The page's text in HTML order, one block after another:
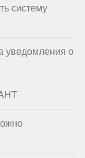
систему
уведомления о